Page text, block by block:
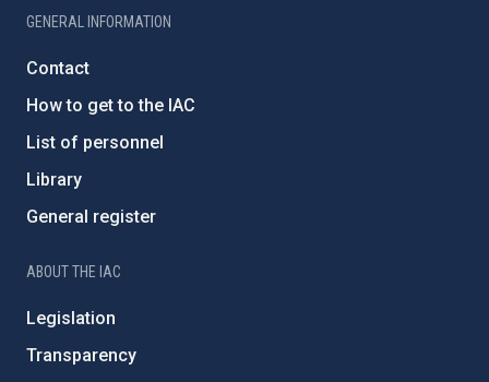
GENERAL INFORMATION
Contact
How to get to the IAC
List of personnel
Library
General register
ABOUT THE IAC
Legislation
Transparency